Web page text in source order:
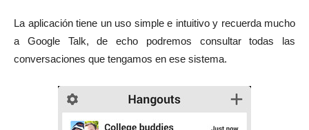
La aplicación tiene un uso simple e intuitivo y recuerda mucho
a Google Talk, de echo podremos consultar todas las
conversaciones que tengamos en ese sistema.